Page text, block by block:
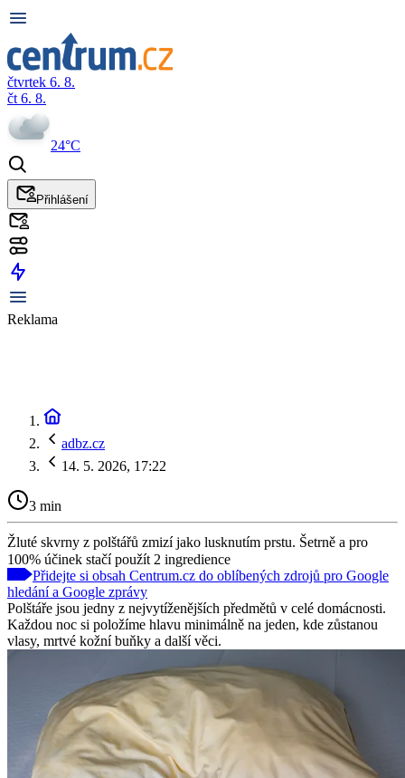
čtvrtek 6. 8.
čt 6. 8.
24°C
Přihlášení
Reklama
adbz.cz
14. 5. 2026, 17:22
3 min
Žluté skvrny z polštářů zmizí jako lusknutím prstu. Šetrně a pro
100% účinek stačí použít 2 ingredience
Přidejte si obsah Centrum.cz do oblíbených zdrojů pro Google
hledání a Google zprávy
Polštáře jsou jedny z nejvytíženějších předmětů v celé domácnosti.
Každou noc si položíme hlavu minimálně na jeden, kde zůstanou
vlasy, mrtvé kožní buňky a další věci.